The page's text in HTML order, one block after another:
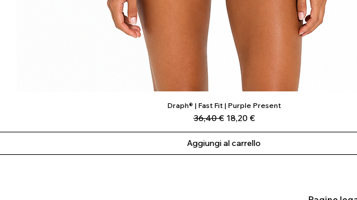
Vista rapida
Draph® | Fast Fit | Purple Present
Prezzo regolare
36,40 € Prezzo scontato
18,20 €
Aggiungi al carrello